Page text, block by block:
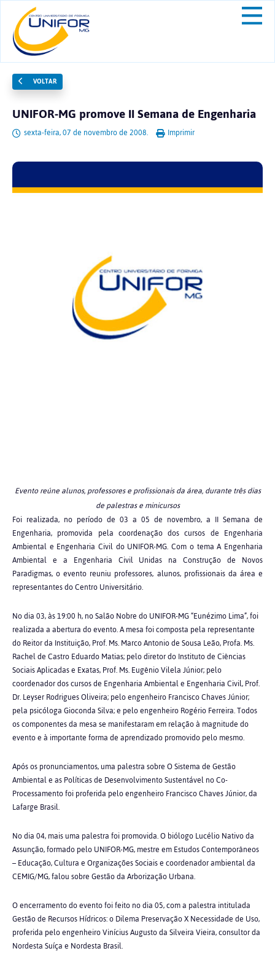
VOLTAR
UNIFOR-MG promove II Semana de Engenharia
sexta-feira, 07 de novembro de 2008. Imprimir
Evento reúne alunos, professores e profissionais da área, durante três dias
de palestras e minicursos
Foi realizada, no período de 03 a 05 de novembro, a II Semana de
Engenharia, promovida pela coordenação dos cursos de Engenharia
Ambiental e Engenharia Civil do UNIFOR-MG. Com o tema A Engenharia
Ambiental e a Engenharia Civil Unidas na Construção de Novos
Paradigmas, o evento reuniu professores, alunos, profissionais da área e
representantes do Centro Universitário.
No dia 03, às 19:00 h, no Salão Nobre do UNIFOR-MG “Eunézimo Lima”, foi
realizada a abertura do evento. A mesa foi composta pela representante
do Reitor da Instituição, Prof. Ms. Marco Antonio de Sousa Leão, Profa. Ms.
Rachel de Castro Eduardo Matias; pelo diretor do Instituto de Ciências
Sociais Aplicadas e Exatas, Prof. Ms. Eugênio Vilela Júnior; pelo
coordenador dos cursos de Engenharia Ambiental e Engenharia Civil, Prof.
Dr. Leyser Rodrigues Oliveira; pelo engenheiro Francisco Chaves Júnior;
pela psicóloga Gioconda Silva; e pelo engenheiro Rogério Ferreira. Todos
os componentes da mesa se manifestaram em relação à magnitude do
evento e à importante forma de aprendizado promovido pelo mesmo.
Após os pronunciamentos, uma palestra sobre O Sistema de Gestão
Ambiental e as Políticas de Desenvolvimento Sustentável no Co-
Processamento foi proferida pelo engenheiro Francisco Chaves Júnior, da
Lafarge Brasil.
No dia 04, mais uma palestra foi promovida. O biólogo Lucélio Nativo da
Assunção, formado pelo UNIFOR-MG, mestre em Estudos Contemporâneos
– Educação, Cultura e Organizações Sociais e coordenador ambiental da
CEMIG/MG, falou sobre Gestão da Arborização Urbana.
O encerramento do evento foi feito no dia 05, com a palestra intitulada
Gestão de Recursos Hídricos: o Dilema Preservação X Necessidade de Uso,
proferida pelo engenheiro Vinícius Augusto da Silveira Vieira, consultor da
Nordesta Suíça e Nordesta Brasil.